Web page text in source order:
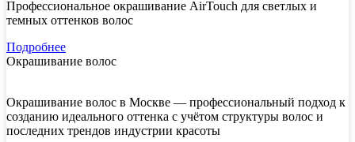
Профессиональное окрашивание AirTouch для светлых и
темных оттенков волос
Подробнее
Окрашивание волос
Окрашивание волос в Москве — профессиональный подход к
созданию идеального оттенка с учётом структуры волос и
последних трендов индустрии красоты